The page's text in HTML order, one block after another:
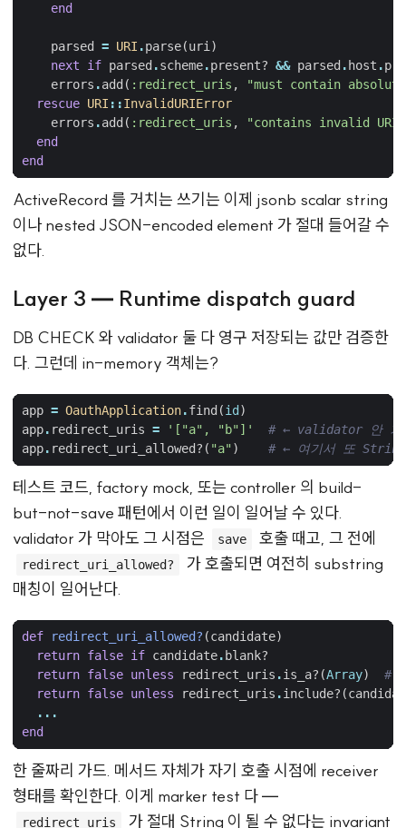
end
parsed = URI .parse(uri)
next
if parsed .scheme.present? && parsed . host .
errors .add ( :redirect_uris ,
"must contain
rescue URI ::InvalidURIError
errors .add ( :redirect_uris ,
"contains invalid URI"
end
end
ActiveRecord 를 거치는 쓰기는 이제 jsonb scalar string
이나 nested JSON-encoded element 가 절대 들어갈 수
없다.
Layer 3 — Runtime dispatch guard
DB CHECK 와 validator 둘 다 영구 저장되는 값만 검증한
다. 그런데 in-memory 객체는?
app = OauthApplication.find (id )
app. redirect_uris = '["a", "b"]'
# ← validator 안 거
app. redirect_uri_allowed? ( "a") # ← 여기서 또
테스트 코드, factory mock, 또는 controller 의 build-
but-not-save 패턴에서 이런 일이 일어날 수 있다.
validator 가 막아도 그 시점은
save 호출 때고, 그 전에
redirect_uri_allowed?
가 호출되면 여전히 substring
매칭이 일어난다.
def redirect_uri_allowed? (candidate)
return false if candidate. blank?
return false unless redirect_uris .is_a? (Array)
#
return false unless redirect_uris .include? (
...
end
한 줄짜리 가드. 메서드 자체가 자기 호출 시점에 receiver
형태를 확인한다. 이게 marker test 다 —
redirect_uris 가 절대 String 이 될 수 없다는 invariant